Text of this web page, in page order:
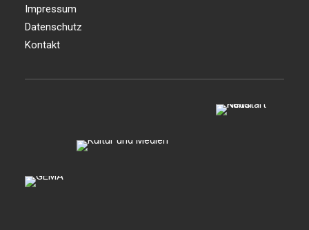
Impressum
Datenschutz
Kontakt